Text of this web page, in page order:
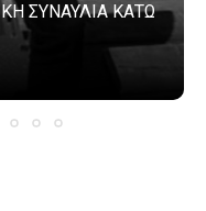
ΣΥΝΑΥΛΙΑ ΚΑΤΩ